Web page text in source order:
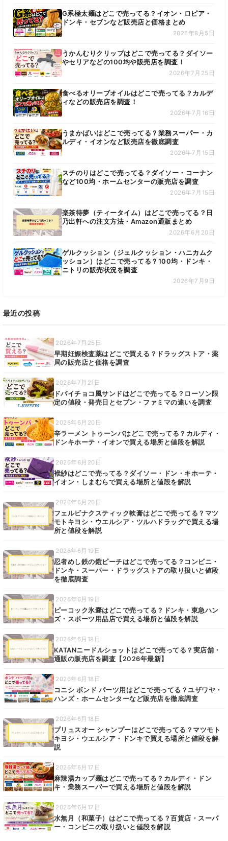
G系極太麺はどこで売ってる？イオン・ロピア・
ドンキ・セブンなど販売店と価格まとめ
2026年8月5日
うかんむりクリップはどこで売ってる？ダイソー
やセリアなどの100均や販売店を調査！
2026年7月25日
食べるオリーブオイルはどこで売ってる？カルデ
ィなどの販売店を調査！
2026年7月16日
うまかばいはどこで売ってる？業務スーパー・カ
ルディ・イオンなど販売店を徹底調査
2026年7月15日
スチのりはどこで売ってる？ダイソー・コーナン
など100均・ホームセンターの販売店を調査
2026年7月15日
楽茶待夢（ティータイム）はどこで売ってる？日
乃出軒への注文方法・Amazon通販まとめ
2026年6月20日
ゲルクッション（ジェルクッション・ハニカムク
ッション）はどこで売ってる？100均・ドンキ・
ニトリの販売状況を調査
2026年7月9日
最近の投稿
2026年7月25日
早期妊娠検査薬はどこで買える？ドラッグストア・薬
局の販売店と価格を調査
2026年7月21日
ドバイチョコ風サンドはどこで売ってる？ローソン限
定の値段・発売日とセブン・ファミマの違いを調査
2026年6月20日
辛ラーメン トゥーンバはどこで売ってる？カルディ・
ドンキホーテ・イオンで買える場所と値段を解説
2026年6月20日
袱紗はどこで売ってる？ダイソー・ドン・キホーテ・
イオン・しまむらで買える場所と値段を解説
2026年6月20日
フェルビナクスティック軟膏はどこで売ってる？マツ
モトキヨシ・ウエルシア・ツルハドラッグで買える場
所と値段を解説
2026年6月19日
忍者めし鉄の鎧ピーチはどこで売ってる？コンビニ・
ドンキ・スーパー・ドラッグストアの取り扱いと値段
を徹底調査
2026年6月19日
ピーコック氷嚢はどこで売ってる？ドンキ・東急ハン
ズ・スポーツ用品店で買える場所と値段を解説
2026年6月18日
KATANニードルショットはどこで売ってる？実店舗・
通販の販売店を調査【2026年最新】
2026年6月18日
コニシ ボンド パーツ用はどこで売ってる？ユザワヤ・
ハンズ・ホームセンターなど販売店を徹底調査
2026年6月18日
プリュスオー シャンプーはどこで売ってる？マツモト
キヨシ・ウエルシア・ドンキで買える場所と値段を解
説
2026年6月17日
麻辣湯カップ麺はどこで売ってる？カルディ・ドン
キ・業務スーパーで買える場所と値段を解説
2026年6月17日
水無月（和菓子）はどこで売ってる？百貨店・スーパ
ー・コンビニの取り扱いと値段を解説